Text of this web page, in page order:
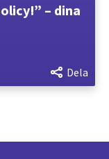
– dina
Dela